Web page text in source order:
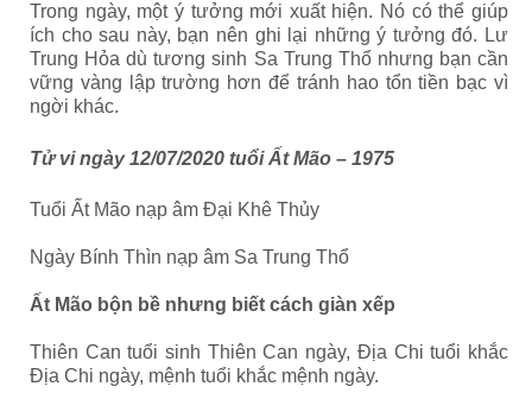
Trong ngày, một ý tưởng mới xuất hiện. Nó có thể giúp
ích cho sau này, bạn nên ghi lại những ý tưởng đó. Lư
Trung Hỏa dù tương sinh Sa Trung Thổ nhưng bạn cần
vững vàng lập trường hơn để tránh hao tổn tiền bạc vì
ngời khác.
Tử vi ngày 12/07/2020 tuổi Ất Mão – 1975
Tuổi Ất Mão nạp âm Đại Khê Thủy
Ngày Bính Thìn nạp âm Sa Trung Thổ
Ất Mão bộn bề nhưng biết cách giàn xếp
Thiên Can tuổi sinh Thiên Can ngày, Địa Chi tuổi khắc
Địa Chi ngày, mệnh tuổi khắc mệnh ngày.